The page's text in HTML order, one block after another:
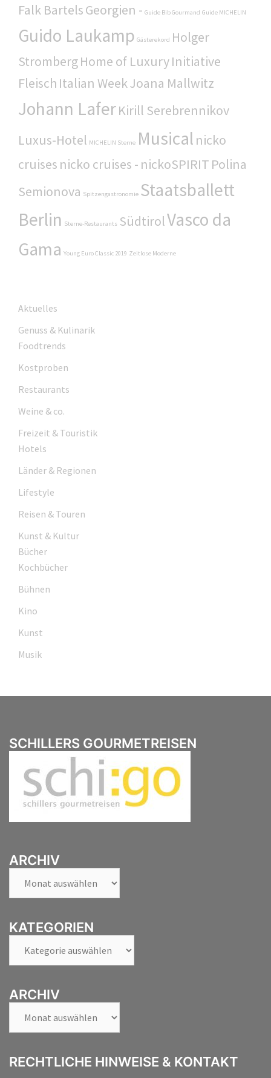
Falk BartelsGeorgien - Guide Bib Gourmand Guide MICHELIN
Guido Laukamp Gästerekord Holger
StrombergHome of LuxuryInitiative
Fleisch Italian WeekJoana Mallwitz
Johann LaferKirill Serebrennikov
Luxus-Hotel MICHELIN Sterne Musical nicko
cruises nicko cruises - nickoSPIRIT Polina
Semionova Spitzengastronomie Staatsballett
Berlin Sterne-Restaurants SüdtirolVasco da
Gama Young Euro Classic 2019 Zeitlose Moderne
Aktuelles
Genuss & Kulinarik
Foodtrends
Kostproben
Restaurants
Weine & co.
Freizeit & Touristik
Hotels
Länder & Regionen
Lifestyle
Reisen & Touren
Kunst & Kultur
Bücher
Kochbücher
Bühnen
Kino
Kunst
Musik
SCHILLERS GOURMETREISEN
ARCHIV
KATEGORIEN
ARCHIV
RECHTLICHE HINWEISE & KONTAKT